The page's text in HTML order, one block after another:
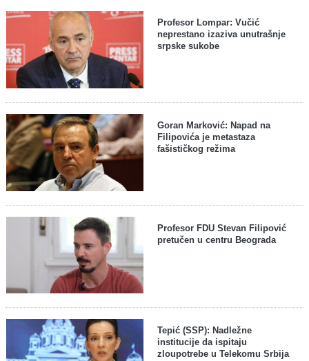
Profesor Lompar: Vučić
neprestano izaziva unutrašnje
srpske sukobe
Goran Marković: Napad na
Filipovića je metastaza
fašističkog režima
Profesor FDU Stevan Filipović
pretučen u centru Beograda
Tepić (SSP): Nadležne
institucije da ispitaju
zloupotrebe u Telekomu Srbija